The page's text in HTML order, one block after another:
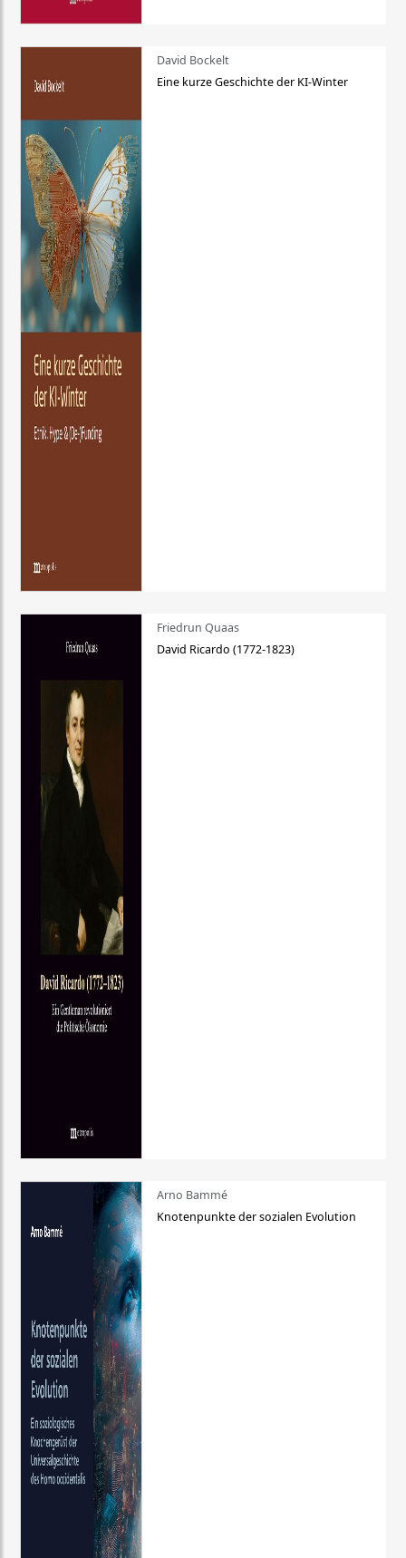
David Bockelt
Eine kurze Geschichte der KI-Winter
Friedrun Quaas
David Ricardo (1772-1823)
Arno Bammé
Knotenpunkte der sozialen Evolution